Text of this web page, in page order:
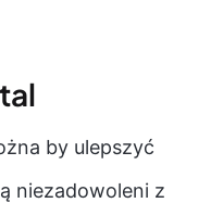
by ulepszyć
niezadowoleni z